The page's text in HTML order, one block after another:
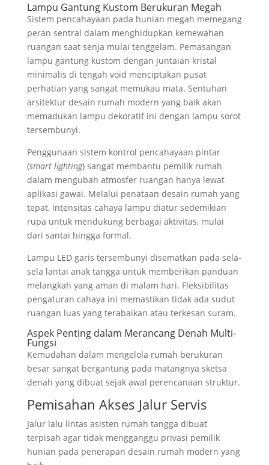
Lampu Gantung Kustom Berukuran Megah
Sistem pencahayaan pada hunian megah memegang
peran sentral dalam menghidupkan kemewahan
ruangan saat senja mulai tenggelam. Pemasangan
lampu gantung kustom dengan juntaian kristal
minimalis di tengah void menciptakan pusat
perhatian yang sangat memukau mata. Sentuhan
arsitektur desain rumah modern yang baik akan
memadukan lampu dekoratif ini dengan lampu sorot
tersembunyi.
Penggunaan sistem kontrol pencahayaan pintar
(smart lighting) sangat membantu pemilik rumah
dalam mengubah atmosfer ruangan hanya lewat
aplikasi gawai. Melalui penataan desain rumah yang
tepat, intensitas cahaya lampu diatur sedemikian
rupa untuk mendukung berbagai aktivitas, mulai
dari santai hingga formal.
Lampu LED garis tersembunyi disematkan pada sela-
sela lantai anak tangga untuk memberikan panduan
melangkah yang aman di malam hari. Fleksibilitas
pengaturan cahaya ini memastikan tidak ada sudut
ruangan luas yang terabaikan atau terkesan suram.
Aspek Penting dalam Merancang Denah Multi-
Fungsi
Kemudahan dalam mengelola rumah berukuran
besar sangat bergantung pada matangnya sketsa
denah yang dibuat sejak awal perencanaan struktur.
Pemisahan Akses Jalur Servis
Jalur lalu lintas asisten rumah tangga dibuat
terpisah agar tidak mengganggu privasi pemilik
hunian pada penerapan desain rumah modern yang